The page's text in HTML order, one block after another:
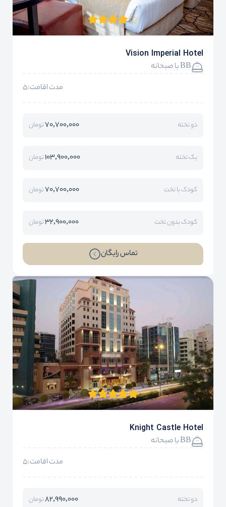
Vision Imperial Hotel
BB با صبحانه
مدت اقامت:5
دو تخته 70,700,000تومان
یک تخته 103,900,000تومان
کودک با تخت 70,700,000تومان
کودک بدون تخت 32,900,000تومان
تماس رایگان
Knight Castle Hotel
BB با صبحانه
مدت اقامت:5
دو تخته 82,990,000تومان